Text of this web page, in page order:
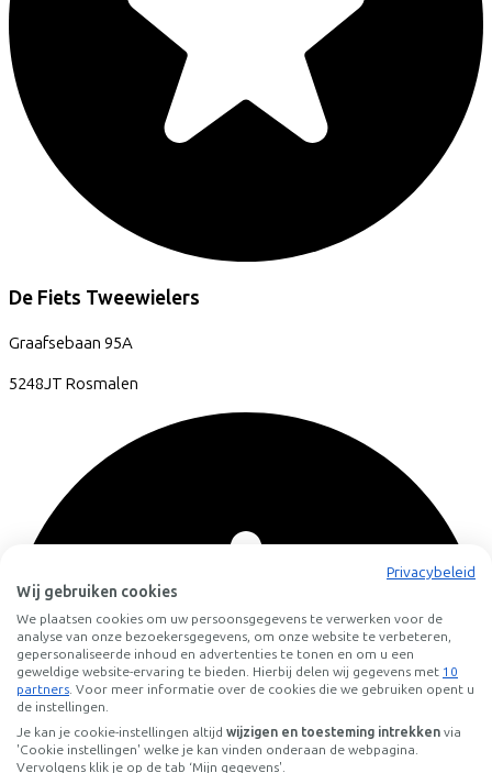
De Fiets Tweewielers
Graafsebaan 95A
5248JT Rosmalen
Privacybeleid
Wij gebruiken cookies
We plaatsen cookies om uw persoonsgegevens te verwerken voor de
analyse van onze bezoekersgegevens, om onze website te verbeteren,
gepersonaliseerde inhoud en advertenties te tonen en om u een
geweldige website-ervaring te bieden. Hierbij delen wij gegevens met 10
partners. Voor meer informatie over de cookies die we gebruiken opent u
de instellingen.
Je kan je cookie-instellingen altijd wijzigen en toesteming intrekken via
'Cookie instellingen' welke je kan vinden onderaan de webpagina.
Vervolgens klik je op de tab ‘Mijn gegevens'.